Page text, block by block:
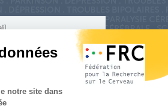
à la newsletter
les réseaux sociaux